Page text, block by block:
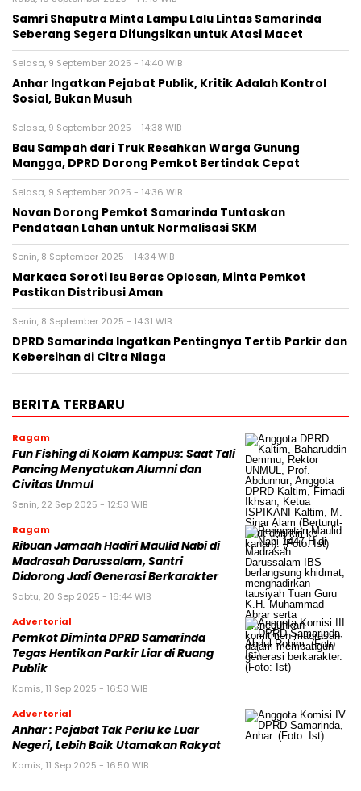
Samri Shaputra Minta Lampu Lalu Lintas Samarinda
Seberang Segera Difungsikan untuk Atasi Macet
Selasa, 9 September 2025 - 14:40 WIB
Anhar Ingatkan Pejabat Publik, Kritik Adalah Kontrol
Sosial, Bukan Musuh
Selasa, 9 September 2025 - 14:38 WIB
Bau Sampah dari Truk Resahkan Warga Gunung
Mangga, DPRD Dorong Pemkot Bertindak Cepat
Selasa, 9 September 2025 - 14:36 WIB
Novan Dorong Pemkot Samarinda Tuntaskan
Pendataan Lahan untuk Normalisasi SKM
Senin, 8 September 2025 - 14:34 WIB
Markaca Soroti Isu Beras Oplosan, Minta Pemkot
Pastikan Distribusi Aman
Senin, 8 September 2025 - 14:31 WIB
DPRD Samarinda Ingatkan Pentingnya Tertib Parkir dan
Kebersihan di Citra Niaga
BERITA TERBARU
Ragam
Fun Fishing di Kolam Kampus: Saat Tali
Pancing Menyatukan Alumni dan
Civitas Unmul
Senin, 22 Sep 2025 - 12:53 WIB
Ragam
Ribuan Jamaah Hadiri Maulid Nabi di
Madrasah Darussalam, Santri
Didorong Jadi Generasi Berkarakter
Sabtu, 20 Sep 2025 - 16:44 WIB
Advertorial
Pemkot Diminta DPRD Samarinda
Tegas Hentikan Parkir Liar di Ruang
Publik
Kamis, 11 Sep 2025 - 16:53 WIB
Advertorial
Anhar : Pejabat Tak Perlu ke Luar
Negeri, Lebih Baik Utamakan Rakyat
Kamis, 11 Sep 2025 - 16:50 WIB